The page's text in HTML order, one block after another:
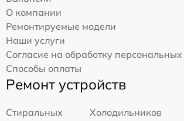
О компании
Ремонтируемые модели
Наши услуги
Согласие на обработку
Способы оплаты
Ремонт устройств
Стиральных
Холодильников